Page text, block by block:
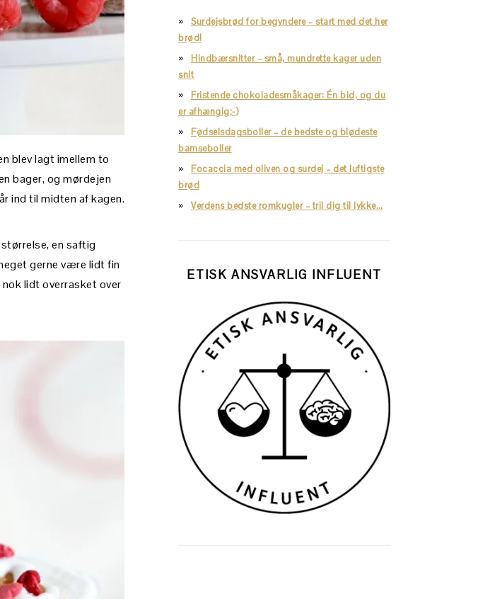
blev lagt imellem to
bager, og mørdejen
ind til midten af kagen.
en saftig
gerne være lidt fin
lidt overrasket over
Surdejsbrød for begyndere – start med det her
brød!
Hindbærsnitter – små, mundrette kager uden
snit
Fristende chokoladesmåkager: Én bid, og du
er afhængig;-)
Fødselsdagsboller – de bedste og blødeste
bamseboller
Focaccia med oliven og surdej – det luftigste
brød
Verdens bedste romkugler – tril dig til lykke…
ETISK ANSVARLIG INFLUENT